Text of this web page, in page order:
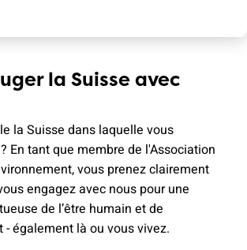
la Suisse avec
la Suisse dans laquelle vous
En tant que membre de l'Association
vous prenez clairement
engagez avec nous pour une
de l’être humain et de
- également là ou vous vivez.